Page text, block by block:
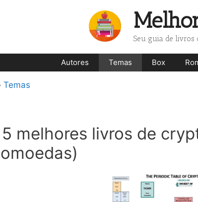
Seu guia de livros
Autores Temas Box
Temas
5 melhores livros de